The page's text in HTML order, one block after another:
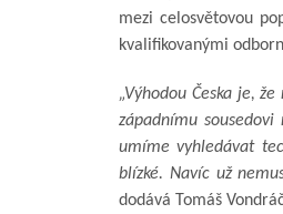
mezi celosvětovou
kvalifikovanými
„Výhodou Česka je,
západnímu
umíme vyhledávat
blízké. Navíc už
dodává Tomáš